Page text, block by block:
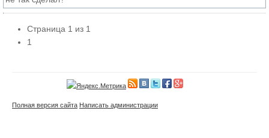
Страница 1 из 1
1
Полная версия сайта Написать администрации